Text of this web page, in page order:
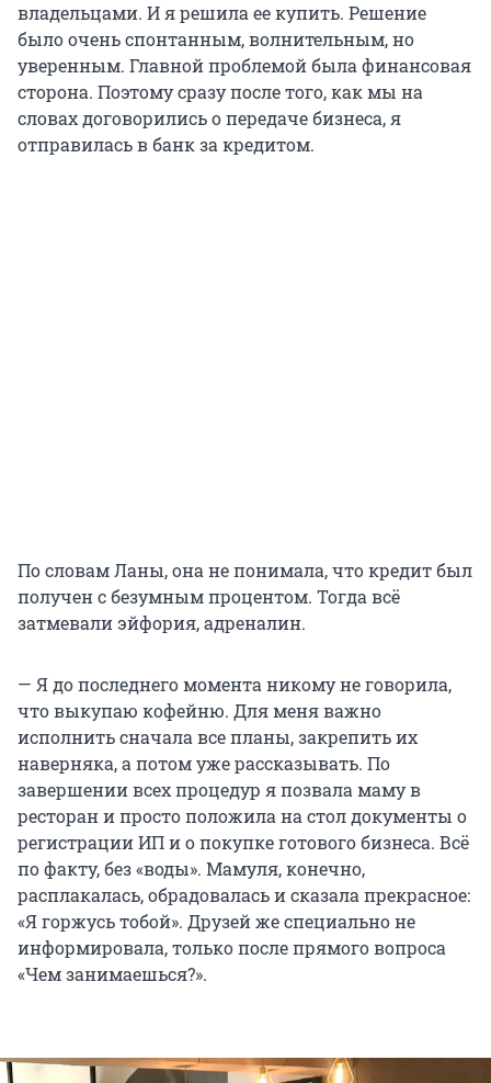
владельцами. И я решила ее купить. Решение
было очень спонтанным, волнительным, но
уверенным. Главной проблемой была финансовая
сторона. Поэтому сразу после того, как мы на
словах договорились о передаче бизнеса, я
отправилась в банк за кредитом.
По словам Ланы, она не понимала, что кредит был
получен с безумным процентом. Тогда всё
затмевали эйфория, адреналин.
— Я до последнего момента никому не говорила,
что выкупаю кофейню. Для меня важно
исполнить сначала все планы, закрепить их
наверняка, а потом уже рассказывать. По
завершении всех процедур я позвала маму в
ресторан и просто положила на стол документы о
регистрации ИП и о покупке готового бизнеса. Всё
по факту, без «воды». Мамуля, конечно,
расплакалась, обрадовалась и сказала прекрасное:
«Я горжусь тобой». Друзей же специально не
информировала, только после прямого вопроса
«Чем занимаешься?».